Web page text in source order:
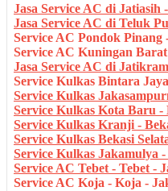
Jasa Service AC di Jatiasih
Jasa Service AC di Teluk
Service AC Pondok Pinang
Service AC Kuningan
Jasa Service AC di
Service Kulkas Bintara
Service Kulkas
Service Kulkas Kota Baru -
Service Kulkas Kranji -
Service Kulkas Bekasi
Service Kulkas Jakamulya
Service AC Tebet - Tebet -
Service AC Koja - Koja -